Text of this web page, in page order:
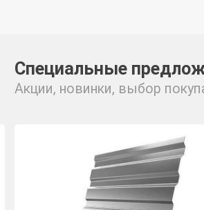
Специальные
Акции, новинки, выбор